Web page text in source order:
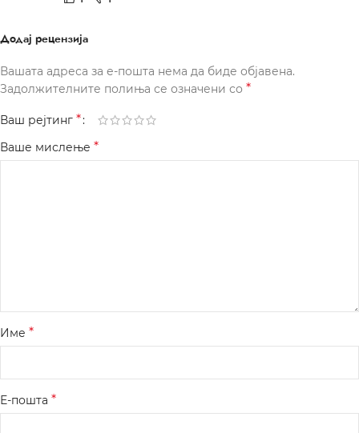
Додај рецензија
Вашата адреса за е-пошта нема да биде објавена.
Задолжителните полиња се означени со *
Ваш рејтинг *
Ваше мислење *
Име *
Е-пошта *